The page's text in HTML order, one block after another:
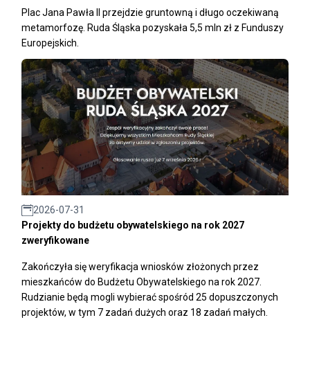
Plac Jana Pawła II przejdzie gruntowną i długo oczekiwaną
metamorfozę. Ruda Śląska pozyskała 5,5 mln zł z Funduszy
Europejskich.
2026-07-31
Projekty do budżetu obywatelskiego na rok 2027
zweryfikowane
Zakończyła się weryfikacja wniosków złożonych przez
mieszkańców do Budżetu Obywatelskiego na rok 2027.
Rudzianie będą mogli wybierać spośród 25 dopuszczonych
projektów, w tym 7 zadań dużych oraz 18 zadań małych.